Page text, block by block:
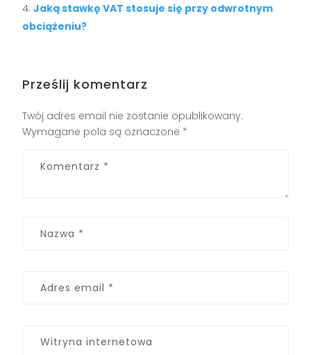
Jaką stawkę VAT stosuje się przy odwrotnym
obciążeniu?
Prześlij komentarz
Twój adres email nie zostanie opublikowany.
Wymagane pola są oznaczone *